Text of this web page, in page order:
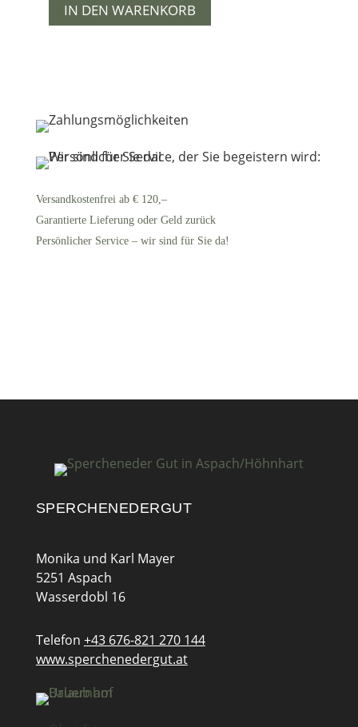
IN DEN WARENKORB
Versandkostenfrei ab € 120,–
Garantierte Lieferung oder Geld zurück
Persönlicher Service – wir sind für Sie da!
SPERCHENEDERGUT
Monika und Karl Mayer
5251 Aspach
Wasserdobl 16
Telefon +43 676-821 270 144
www.sperchenedergut.at